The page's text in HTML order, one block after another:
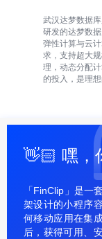
👋🏻 嘿，
「FinClip」是一
架设计的小程序
何移动应用在集
后，获得可用、
武汉达梦数据
研发的达梦数
弹性计算与云
求，支持超大
理，动态分配
的投入，是理